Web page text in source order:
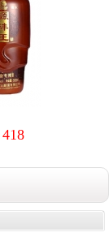
418